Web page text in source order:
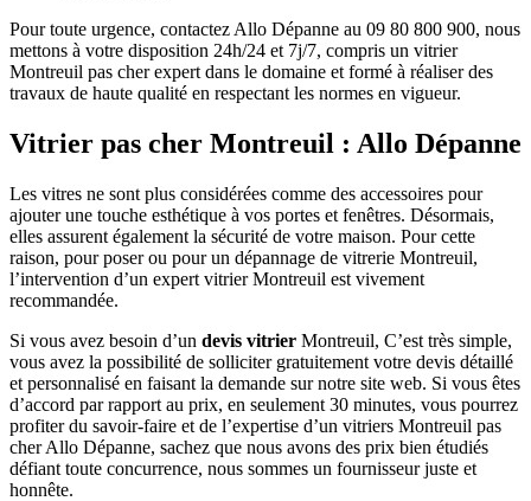
Pour toute urgence, contactez Allo Dépanne au 09 80 800 900, nous
mettons à votre disposition 24h/24 et 7j/7, compris un vitrier
Montreuil pas cher expert dans le domaine et formé à réaliser des
travaux de haute qualité en respectant les normes en vigueur.
Vitrier pas cher Montreuil : Allo Dépanne
Les vitres ne sont plus considérées comme des accessoires pour
ajouter une touche esthétique à vos portes et fenêtres. Désormais,
elles assurent également la sécurité de votre maison. Pour cette
raison, pour poser ou pour un dépannage de vitrerie Montreuil,
l’intervention d’un expert vitrier Montreuil est vivement
recommandée.
Si vous avez besoin d’un devis vitrier Montreuil, C’est très simple,
vous avez la possibilité de solliciter gratuitement votre devis détaillé
et personnalisé en faisant la demande sur notre site web. Si vous êtes
d’accord par rapport au prix, en seulement 30 minutes, vous pourrez
profiter du savoir-faire et de l’expertise d’un vitriers Montreuil pas
cher Allo Dépanne, sachez que nous avons des prix bien étudiés
défiant toute concurrence, nous sommes un fournisseur juste et
honnête.